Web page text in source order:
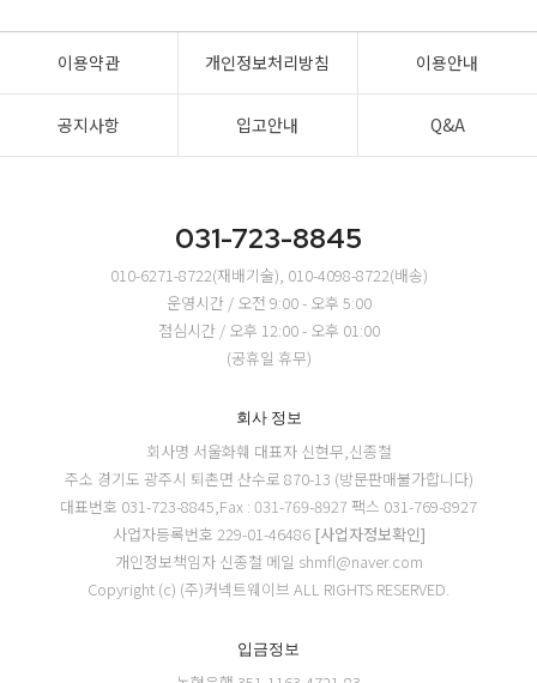
이용약관 개인정보처리방침 이용안내
공지사항 입고안내 Q&A
031-723-8845
010-6271-8722(재배기술), 010-4098-8722(배송)
운영시간 / 오전 9:00 - 오후 5:00
점심시간 / 오후 12:00 - 오후 01:00
(공휴일 휴무)
회사 정보
회사명 서울화훼 대표자 신현무,신종철
주소 경기도 광주시 퇴촌면 산수로 870-13 (방문판매불가합니다)
대표번호 031-723-8845,Fax : 031-769-8927 팩스 031-769-8927
사업자등록번호 229-01-46486 [사업자정보확인]
개인정보책임자 신종철 메일 shmfl@naver.com
Copyright (c) (주)커넥트웨이브 ALL RIGHTS RESERVED.
입금정보